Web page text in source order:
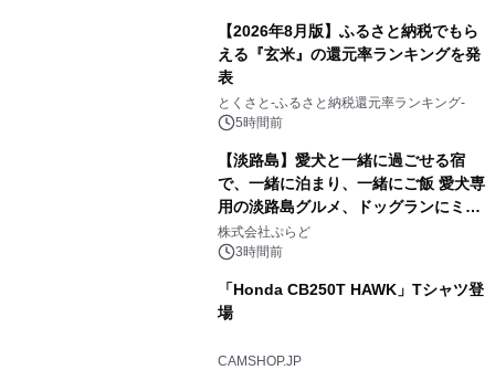
【2026年8月版】ふるさと納税でもら
える『玄米』の還元率ランキングを発
表
とくさと-ふるさと納税還元率ランキング-
5時間前
【淡路島】愛犬と一緒に過ごせる宿
で、一緒に泊まり、一緒にご飯 愛犬専
用の淡路島グルメ、ドッグランにミニ
プール グランピングとトレーラーハウ
スの2施設で
株式会社ぷらど
3時間前
「Honda CB250T HAWK」Tシャツ登
場
CAMSHOP.JP